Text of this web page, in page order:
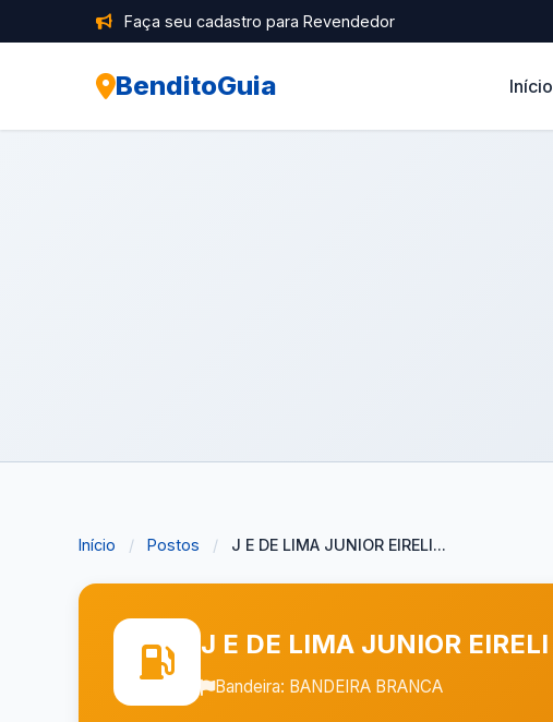
Faça seu cadastro para Revendedor
BenditoGuia Início
Início / Postos / J E DE LIMA JUNIOR EIRELI...
J E DE LIMA JUNIOR EIRELI
Bandeira: BANDEIRA BRANCA